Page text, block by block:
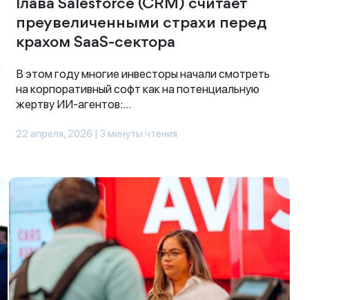
Глава Salesforce (CRM) считает
преувеличенными страхи перед
крахом SaaS-сектора
В этом году многие инвесторы начали смотреть
на корпоративный софт как на потенциальную
жертву ИИ-агентов:...
22 апреля, 2026 | 3 минуты чтения